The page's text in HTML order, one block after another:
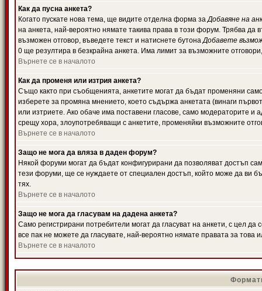
Как да пусна анкета?
Когато пускате нова тема, ще видите отделна форма заДобавяне на
на анкета, най-вероятно нямате такива права в този форум. Трябва да
възможен отговор, въведете текст и натиснете бутонаДобавете
0 ще резултира в безкрайна анкета. Има лимит за възможните
Върнете се в началото
Как да променя или изтрия анкета?
Също както при съобщенията, анкетите могат да бъдат променяни
изберете за промяна мнението, което съдържа анкетата (винаги
или изтриете. Ако обаче има поставени гласове, само модераторите и
срещу хора, злоупотребяващи с анкетите, променяйки възможните
Върнете се в началото
Защо не мога да вляза в даден форум?
Някой форуми могат да бъдат конфигурирани да позволяват достъп
тези форуми, ще се нуждаете от специален достъп, който може да ви
тях.
Върнете се в началото
Защо не мога да гласувам на дадена анкета?
Само регистрирани потребители могат да гласуват на анкети, с цел
все пак не можете да гласувате, най-вероятно нямате правата за това
Върнете се в началото